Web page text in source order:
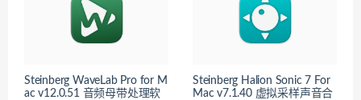
Steinberg WaveLab Pro for M
ac v12.0.51 音频母带处理软
Steinberg Halion Sonic 7 For
Mac v7.1.40 虚拟采样声音合